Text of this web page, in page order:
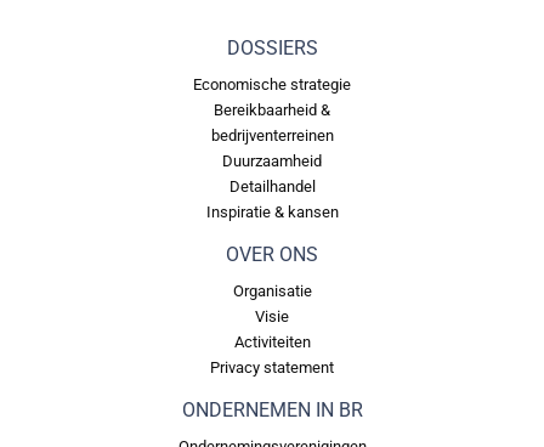
DOSSIERS
Economische strategie
Bereikbaarheid &
bedrijventerreinen
Duurzaamheid
Detailhandel
Inspiratie & kansen
OVER ONS
Organisatie
Visie
Activiteiten
Privacy statement
ONDERNEMEN IN BR